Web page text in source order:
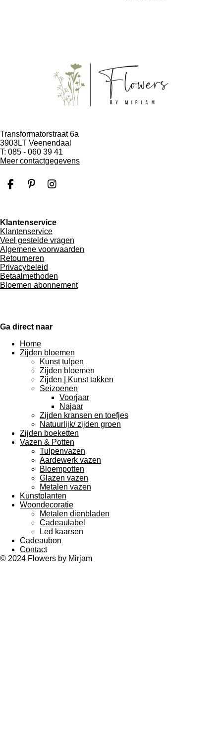
Transformatorstraat 6a
3903LT Veenendaal
T: 085 - 060 39 41
Meer contactgegevens
F
b
o
o
k
P
e
r
e
s
t
I
a
g
r
a
Klantenservice
Klantenservice
Veel gestelde vragen
Algemene voorwaarden
Retourneren
Privacybeleid
Betaalmethoden
Bloemen abonnement
Ga direct naar
Home
Zijden bloemen
Kunst tulpen
Zijden bloemen
Zijden | Kunst takken
Seizoenen
Voorjaar
Najaar
Zijden kransen en toefjes
Natuurlijk/ zijden groen
Zijden boeketten
Vazen & Potten
Tulpenvazen
Aardewerk vazen
Bloempotten
Glazen vazen
Metalen vazen
Kunstplanten
Woondecoratie
Metalen dienbladen
Cadeaulabel
Led kaarsen
Cadeaubon
Contact
© 2024 Flowers by Mirjam